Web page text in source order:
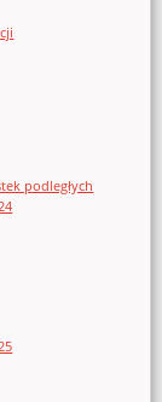
podległych